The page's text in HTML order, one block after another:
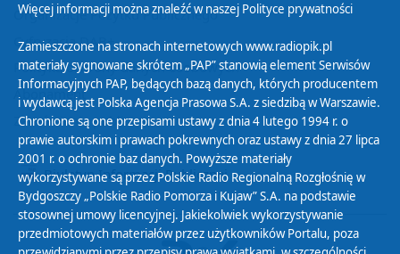
Organizacje Pożytku Publicznego
Cyfryzacja DAB+
Polityka ochrony danych osobowych
Abonament
Zamówienia publiczne
Biuletyn Informacji Publicznej
Więcej informacji można znaleźć w naszej Polityce prywatności
Zamieszczone na stronach internetowych www.radiopik.pl
materiały sygnowane skrótem „PAP” stanowią element Serwisów
Informacyjnych PAP, będących bazą danych, których producentem
i wydawcą jest Polska Agencja Prasowa S.A. z siedzibą w Warszawie.
Chronione są one przepisami ustawy z dnia 4 lutego 1994 r. o
prawie autorskim i prawach pokrewnych oraz ustawy z dnia 27 lipca
2001 r. o ochronie baz danych. Powyższe materiały
wykorzystywane są przez Polskie Radio Regionalną Rozgłośnię w
Bydgoszczy „Polskie Radio Pomorza i Kujaw” S.A. na podstawie
stosownej umowy licencyjnej. Jakiekolwiek wykorzystywanie
przedmiotowych materiałów przez użytkowników Portalu, poza